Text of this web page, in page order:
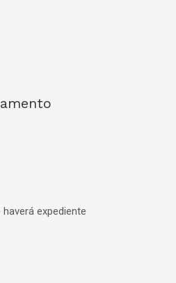
haverá expediente